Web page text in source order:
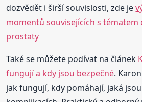
dozvědět i širší souvislosti, zde je
momentů souvisejících s tématem
prostaty
Také se můžete podívat na článek
fungují a kdy jsou bezpečné.
jak fungují, kdy pomáhají, jaká